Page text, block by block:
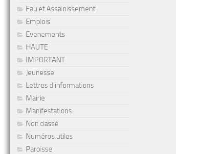
Eau et Assainissement
Emplois
Evenements
HAUTE
IMPORTANT
Jeunesse
Lettres d'informations
Mairie
Manifestations
Non classé
Numéros utiles
Paroisse